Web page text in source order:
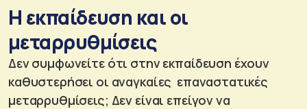
Η εκπαίδευση και οι
μεταρρυθμίσεις
Δεν συμφωνείτε ότι στην εκπαίδευση έχουν
καθυστερήσει οι αναγκαίες επαναστατικές
μεταρρυθμίσεις; Δεν είναι επείγον να